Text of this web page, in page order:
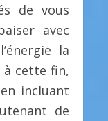
de vous
avec
la
à cette fin,
incluant
de